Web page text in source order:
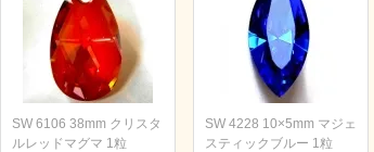
SW 6106 38mm クリスタ
ルレッドマグマ 1粒
SW 4228 10×5mm マジェ
スティックブルー 1粒